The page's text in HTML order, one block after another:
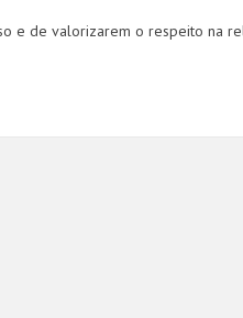
e de valorizarem o respeito na